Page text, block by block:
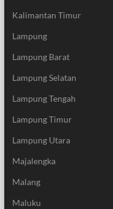
Kalimantan Timur
Lampung
Lampung Barat
Lampung Selatan
Lampung Tengah
Lampung Timur
Lampung Utara
Majalengka
Malang
Maluku